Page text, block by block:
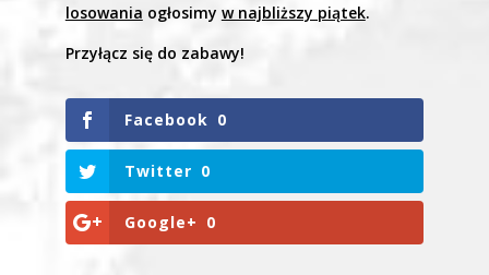
losowania ogłosimy w najbliższy piątek.
Przyłącz się do zabawy!
Facebook 0
Twitter 0
Google+ 0